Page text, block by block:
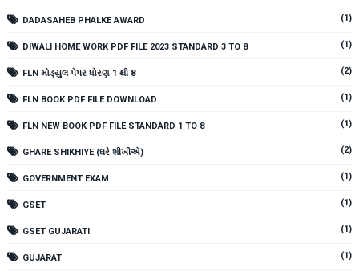
DADASAHEB PHALKE AWARD (1)
DIWALI HOME WORK PDF FILE 2023 STANDARD 3 TO 8 (1)
FLN મોડ્યુલ પેપર ધોરણ 1 થી 8 (2)
FLN BOOK PDF FILE DOWNLOAD (1)
FLN NEW BOOK PDF FILE STANDARD 1 TO 8 (1)
GHARE SHIKHIYE (ઘરે શીખીએ) (2)
GOVERNMENT EXAM (1)
GSET (1)
GSET GUJARATI (1)
GUJARAT (1)